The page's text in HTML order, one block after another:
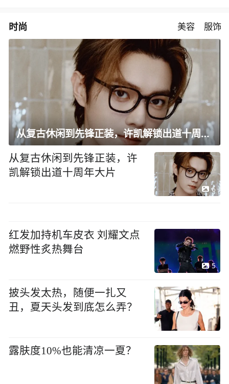
时尚 美容 服饰
从复古休闲到先锋正装，许凯解锁出道十周年大片
从复古休闲到先锋正装，许
凯解锁出道十周年大片
6
红发加持机车皮衣 刘耀文点
燃野性炙热舞台
5
披头发太热，随便一扎又
丑，夏天头发到底怎么弄？
露肤度10%也能清凉一夏？